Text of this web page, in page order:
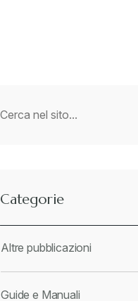
Categorie
Altre pubblicazioni
Guide e Manuali